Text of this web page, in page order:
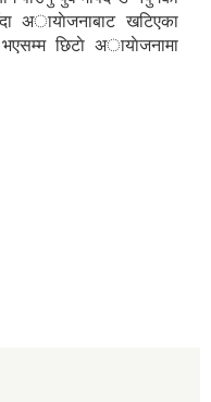
अायाेजनाबाट खटिएका
छिटाे अायाेजनामा